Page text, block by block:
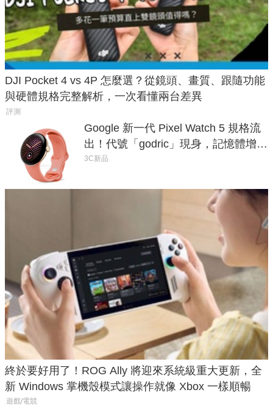
DJI Pocket 4 vs 4P 怎麼選？從鏡頭、畫質、跟隨功能
與硬體規格完整解析，一次看懂兩台差異
評測
Google 新一代 Pixel Watch 5 規格流
出！代號「godric」現身，記憶體增強
鎖定 AI 應用
3C新品
終於要好用了！ROG Ally 將迎來系統級重大更新，全
新 Windows 掌機殼模式讓操作就像 Xbox 一樣順暢
遊戲/電競